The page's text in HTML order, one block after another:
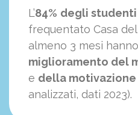
L’84% degli studenti
frequentato Casa
almeno 3 mesi
miglioramento del
e della motivazione
analizzati, dati 2023).